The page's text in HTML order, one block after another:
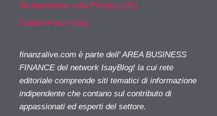
Dichiarazione sulla Privacy (UE)
Cookie Policy (UE)
finanzalive.com è parte dell' AREA BUSINESS
FINANCE del network IsayBlog! la cui rete
editoriale comprende siti tematici di informazione
indipendente che contano sul contributo di
appassionati ed esperti del settore.